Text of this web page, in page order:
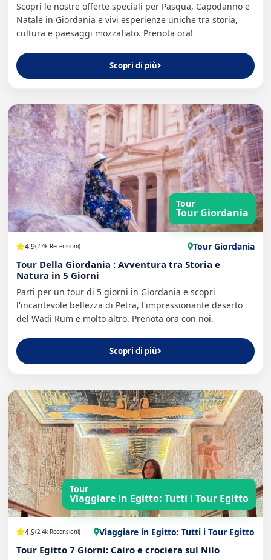
Scopri le nostre offerte speciali per Pasqua, Capodanno e
Natale in Giordania e vivi esperienze uniche tra storia,
cultura e paesaggi mozzafiato. Prenota ora!
Scopri di più
Tour
Tour Giordania
4.9(2.4k Recensioni) Tour Giordania
Tour Della Giordania : Avventura tra Storia e
Natura in 5 Giorni
Parti per un tour di 5 giorni in Giordania e scopri
l'incantevole bellezza di Petra, l'impressionante deserto
del Wadi Rum e molto altro. Prenota ora con noi.
Scopri di più
Tour
Viaggiare in Egitto: Tutti i Tour Egitto
4.9(2.4k Recensioni) Viaggiare in Egitto: Tutti i Tour Egitto
Tour Egitto 7 Giorni: Cairo e crociera sul Nilo